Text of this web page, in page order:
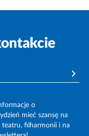
o
mieć szansę na
filharmonii i na